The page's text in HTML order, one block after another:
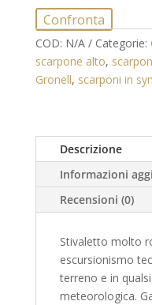
Confronta
COD: N/A Categorie:
scarpone alto,
Gronell, scarponi in
Descrizione
Informazioni
Recensioni (0)
Stivaletto molto
escursionismo
terreno e in
meteorologica.